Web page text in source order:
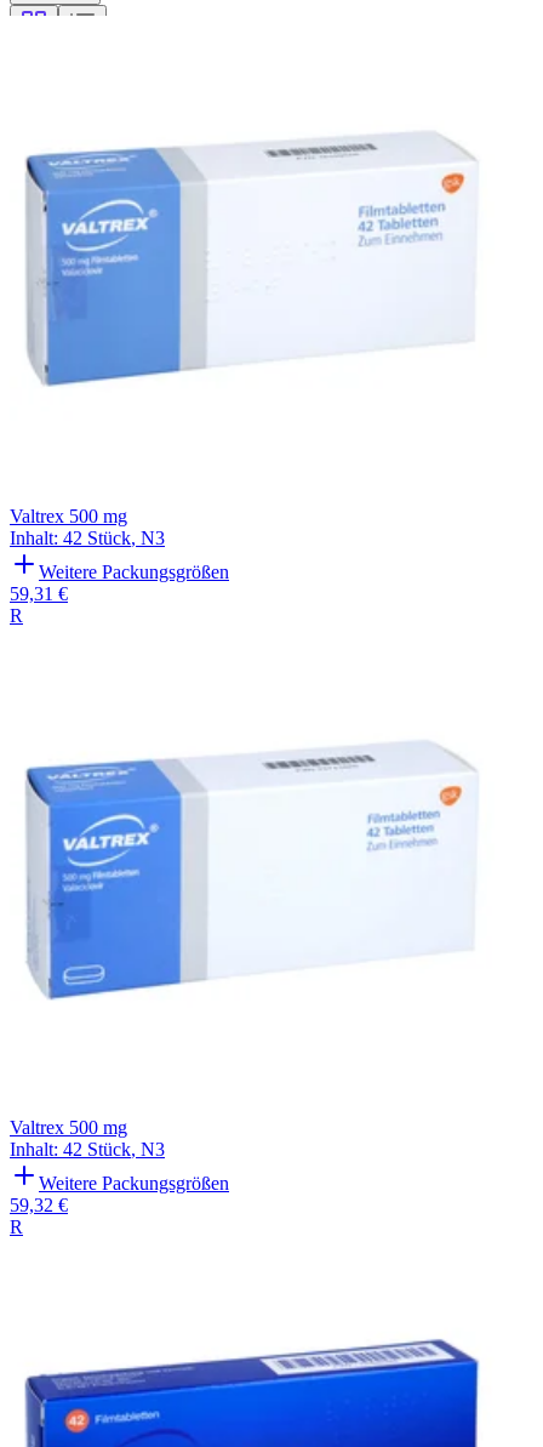
Valtrex 500 mg
Inhalt: 42 Stück, N3
Weitere Packungsgrößen
59,31 €
R
Valtrex 500 mg
Inhalt: 42 Stück, N3
Weitere Packungsgrößen
59,32 €
R